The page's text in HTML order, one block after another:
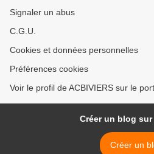
Signaler un abus
C.G.U.
Cookies et données personnelles
Préférences cookies
Voir le profil de ACBIVIERS sur le
Créer un blog
Créer un